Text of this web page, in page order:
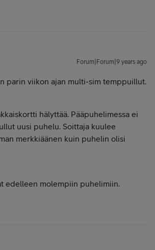
Forum|Forum|9 years ago
parin viikon ajan multi-sim temppuillut.
hälyttää. Pääpuhelimessa ei
uusi puhelu. Soittaja kuulee
merkkiäänen kuin puhelin olisi
edelleen molempiin puhelimiin.